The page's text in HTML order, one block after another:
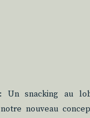
Un snacking au
nouveau